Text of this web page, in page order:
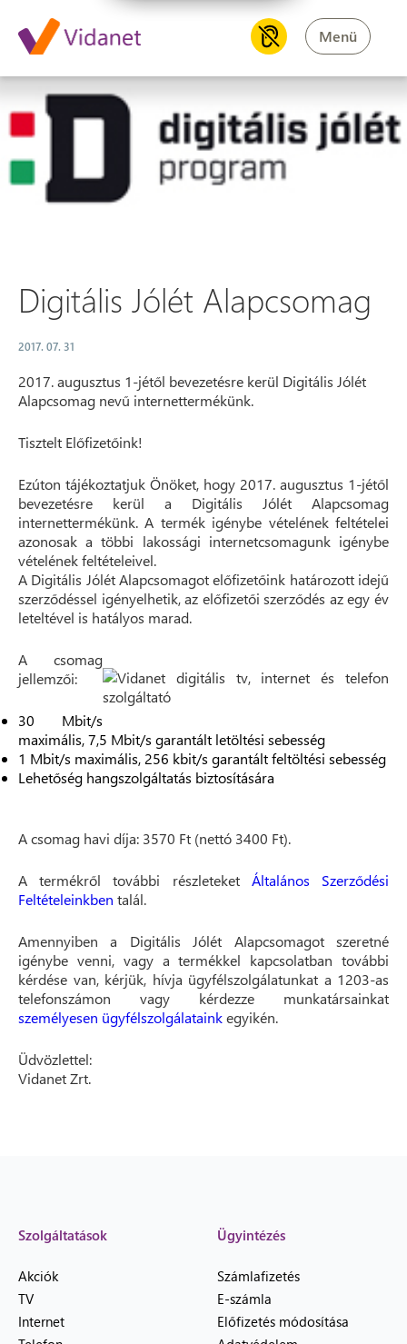
Menü
Digitális Jólét Alapcsomag
Digitális Jólét Alapcsomag
2017. 07. 31
2017. augusztus 1-jétől bevezetésre kerül Digitális Jólét
Alapcsomag nevű internettermékünk.
Tisztelt Előfizetőink!
Ezúton tájékoztatjuk Önöket, hogy 2017. augusztus 1-jétől
bevezetésre kerül a Digitális Jólét Alapcsomag
internettermékünk. A termék igénybe vételének feltételei
azonosak a többi lakossági internetcsomagunk igénybe
vételének feltételeivel.
A Digitális Jólét Alapcsomagot előfizetőink határozott idejű
szerződéssel igényelhetik, az előfizetői szerződés az egy év
leteltével is hatályos marad.
A csomag
jellemzői:
30 Mbit/s
maximális, 7,5 Mbit/s garantált letöltési sebesség
1 Mbit/s maximális, 256 kbit/s garantált feltöltési sebesség
Lehetőség hangszolgáltatás biztosítására
A csomag havi díja: 3570 Ft (nettó 3400 Ft).
A termékről további részleteket Általános Szerződési
Feltételeinkben talál.
Amennyiben a Digitális Jólét Alapcsomagot szeretné
igénybe venni, vagy a termékkel kapcsolatban további
kérdése van, kérjük, hívja ügyfélszolgálatunkat a 1203-as
telefonszámon vagy kérdezze munkatársainkat
személyesen ügyfélszolgálatainkegyikén.
Üdvözlettel:
Vidanet Zrt.
Szolgáltatások
Akciók
TV
Internet
Ügyintézés
Számlafizetés
E-számla
Előfizetés módosítása